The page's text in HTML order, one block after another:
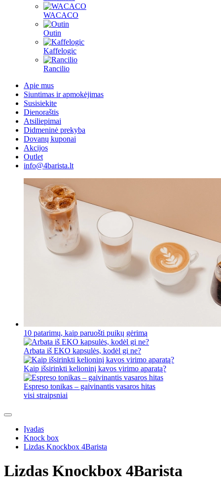
WACACO
Outin
Kaffelogic
Rancilio
Apie mus
Siuntimas ir apmokėjimas
Susisiekite
Dienoraštis
Atsiliepimai
Didmeninė prekyba
Dovanų kuponai
Akcijos
Outlet
info@4barista.lt
10 patarimų, kaip paruošti puikų gėrimą
Arbata iš EKO kapsulės, kodėl gi ne?
Kaip išsirinkti kelioninį kavos virimo aparatą?
Espreso tonikas – gaivinantis vasaros hitas
visi straipsniai
Įvadas
Knock box
Lizdas Knockbox 4Barista
Lizdas Knockbox 4Barista